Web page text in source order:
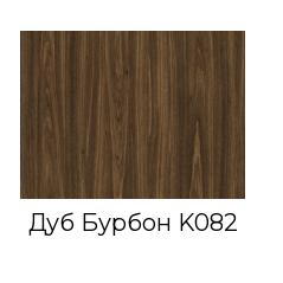
Дуб Бурбон K082